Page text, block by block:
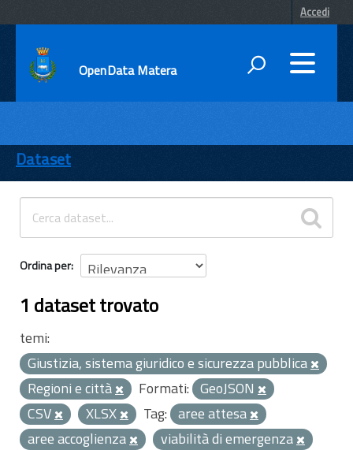
Accedi
OpenData Matera
ENTI
TEMI
INFORMAZIONI
Dataset
Ordina per
1 dataset trovato
temi:
Giustizia, sistema giuridico e sicurezza pubblica
Regioni e città
Formati: GeoJSON
CSV
XLSX Tag: aree attesa
aree accoglienza
viabilità di emergenza